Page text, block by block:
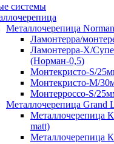
системы
Металлочерепица
Ламонтерра/
Ламонтерра-Х/
(Норман-0,5)
Монтекристо-S/
Монтекристо-M/
Монтерроссо-S/
Металлочерепица Grand
Металлочерепица
matt)
Металлочерепица